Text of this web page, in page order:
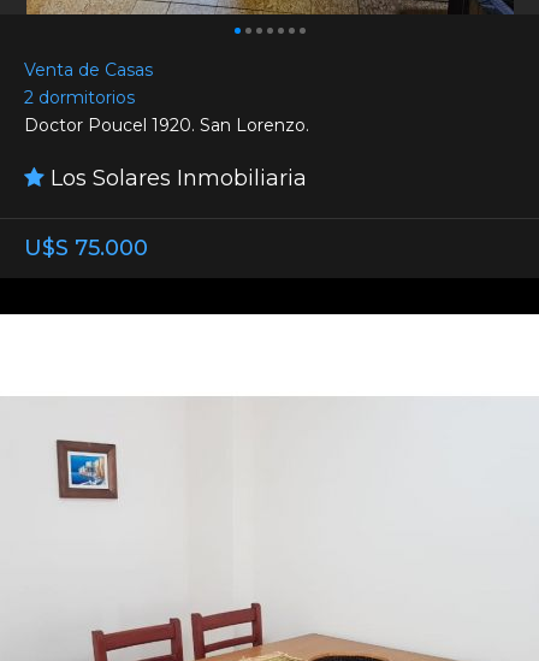
Venta de Casas
2 dormitorios
Doctor Poucel 1920. San Lorenzo.
Los Solares Inmobiliaria
U$S 75.000